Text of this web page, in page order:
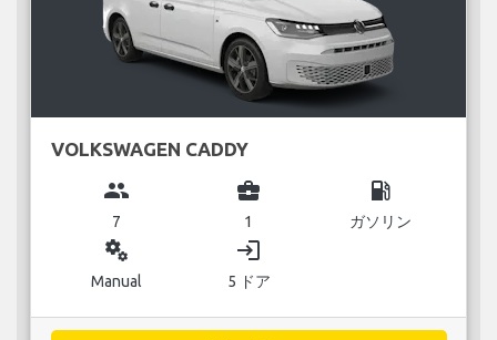
VOLKSWAGEN CADDY
group
7
business_center
1
local_gas_station
ガソリン
miscellaneous_services
Manual
login
5 ドア